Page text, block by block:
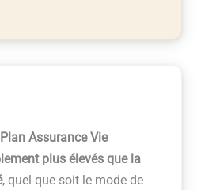
Plan Assurance Vie
plus élevés que la
, quel que soit le mode de